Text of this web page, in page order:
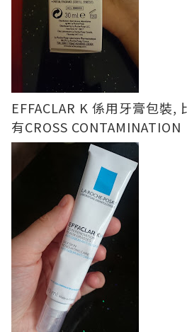
EFFACLAR K 係用牙膏包裝,
有CROSS CONTAMINATION